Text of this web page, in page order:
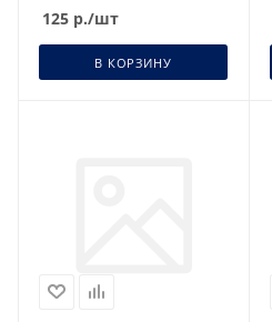
125 р./шт
В КОРЗИНУ